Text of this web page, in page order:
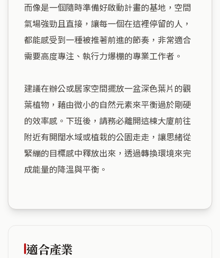
而像是一個隨時準備好啟動計畫的基地，空間
氣場強勁且直接，讓每一個在這裡停留的人，
都能感受到一種被推著前進的節奏，非常適合
需要高度專注、執行力爆棚的專業工作者。
建議在辦公或居家空間擺放一盆深色葉片的觀
葉植物，藉由微小的自然元素來平衡過於剛硬
的效率感。下班後，請務必離開這棟大廈前往
附近有開闊水域或植栽的公園走走，讓思緒從
緊繃的目標感中釋放出來，透過轉換環境來完
成能量的降溫與平衡。
適合產業